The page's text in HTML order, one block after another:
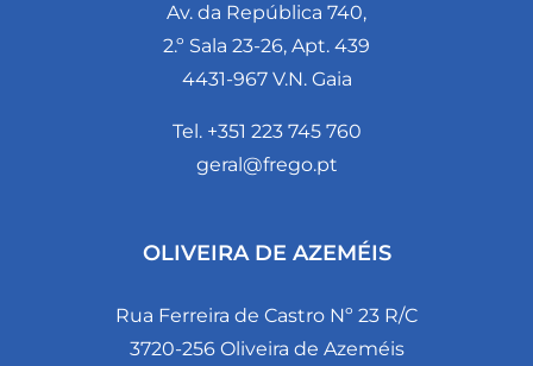
Av. da República 740,
2.º Sala 23-26, Apt. 439
4431-967 V.N. Gaia
Tel. +351 223 745 760
geral@frego.pt
OLIVEIRA DE AZEMÉIS
Rua Ferreira de Castro Nº 23 R/C
3720-256 Oliveira de Azeméis